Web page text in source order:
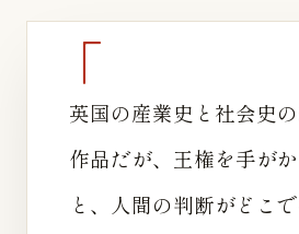
英国の産業史と社会史
作品だが、王権を手が
と、人間の判断がどこ